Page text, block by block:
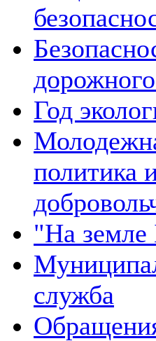
Год
политика
"На земле
служба